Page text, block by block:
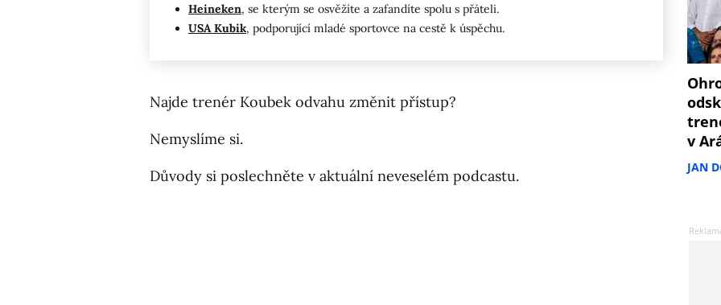
Heineken, se kterým se osvěžíte a zafandíte spolu s přáteli.
USA Kubik, podporující mladé sportovce na cestě k úspěchu.
Najde trenér Koubek odvahu změnit přístup?
Nemyslíme si.
Důvody si poslechněte v aktuální neveselém podcastu.
v
JAN